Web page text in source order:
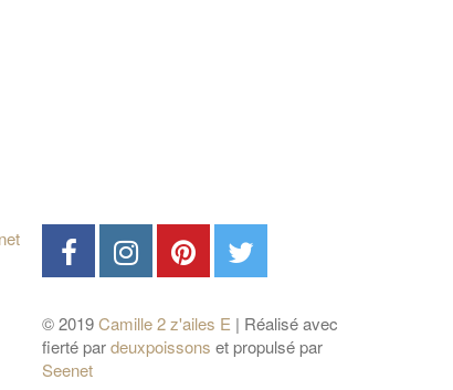
© 2019Camille 2 z'ailes E | Réalisé avec
fierté pardeuxpoissons et propulsé par
Seenet